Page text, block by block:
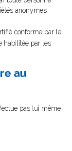
anonymes
conforme par le
habilitée par les
au
pas lui même